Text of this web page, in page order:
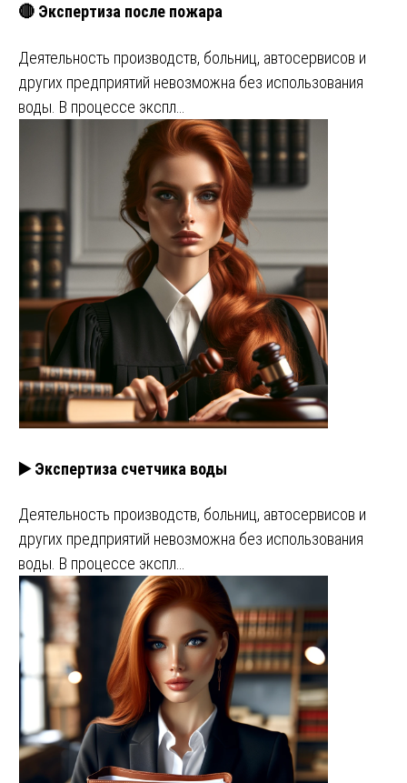
🔴 Экспертиза после пожара
Деятельность производств, больниц, автосервисов и
других предприятий невозможна без использования
воды. В процессе экспл…
▶️ Экспертиза счетчика воды
Деятельность производств, больниц, автосервисов и
других предприятий невозможна без использования
воды. В процессе экспл…